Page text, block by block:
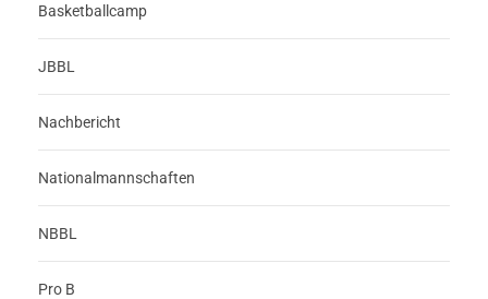
Basketballcamp
JBBL
Nachbericht
Nationalmannschaften
NBBL
Pro B